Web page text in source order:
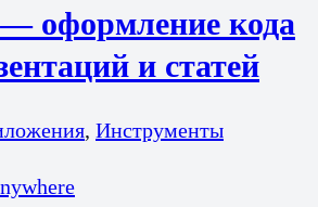
оформление кода
и статей
, Инструменты